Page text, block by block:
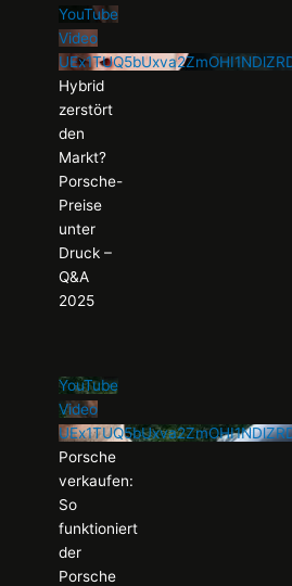
YouTube
Video
Hybrid
zerstört
den
Markt?
Porsche-
Preise
unter
Druck –
Q&A
2025
YouTube
Video
Porsche
verkaufen:
So
funktioniert
der
Porsche